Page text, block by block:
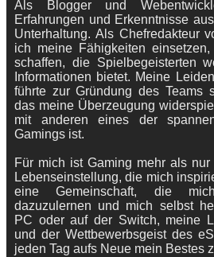
Als Blogger und
Erfahrungen und Erkenntnisse
Unterhaltung. Als Chefredakteur
ich meine Fähigkeiten
schaffen, die Spielbegeisterten
Informationen bietet. Meine
führte zur Gründung des Teams
das meine Überzeugung
mit anderen eines der
Gamings ist.
Für mich ist Gaming mehr als
Lebenseinstellung, die mich
eine Gemeinschaft, die
dazuzulernen und mich selbst
PC oder auf der Switch, meine
und der Wettbewerbsgeist des
jeden Tag aufs Neue mein Bestes